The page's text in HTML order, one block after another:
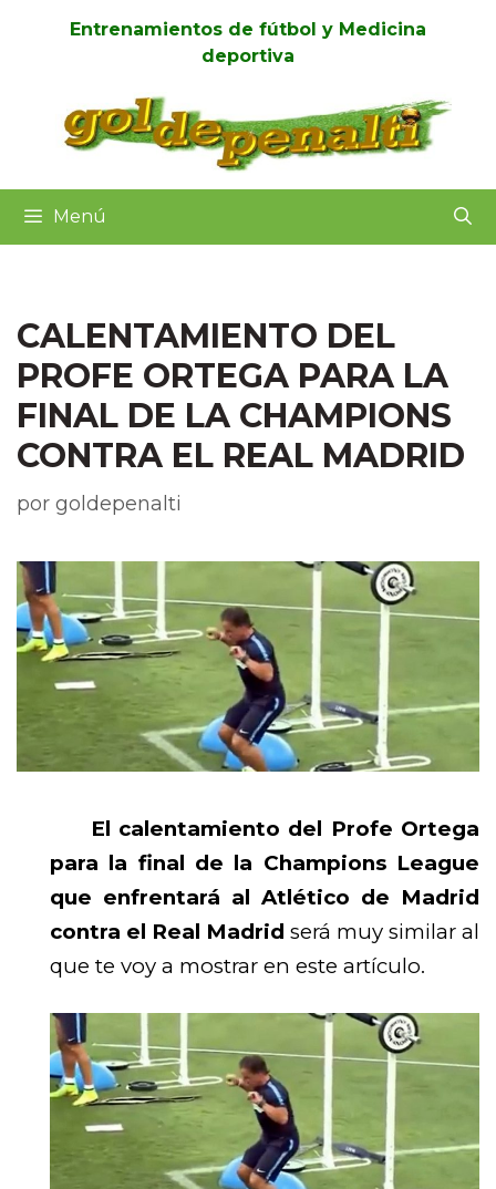
Entrenamientos de fútbol y Medicina
deportiva
Menú
CALENTAMIENTO DEL
PROFE ORTEGA PARA LA
FINAL DE LA CHAMPIONS
CONTRA EL REAL MADRID
por goldepenalti
El calentamiento del Profe Ortega
para la final de la Champions League
que enfrentará al Atlético de Madrid
contra el Real Madrid será muy similar al
que te voy a mostrar en este artículo.